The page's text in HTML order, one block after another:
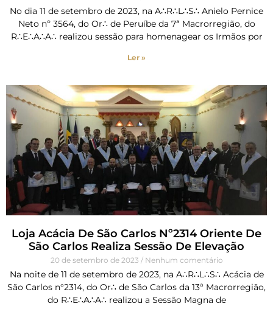
No dia 11 de setembro de 2023, na A∴R∴L∴S∴ Anielo Pernice
Neto nº 3564, do Or∴ de Peruíbe da 7ª Macrorregião, do
R∴E∴A∴A∴ realizou sessão para homenagear os Irmãos por
Ler »
Loja Acácia De São Carlos Nº2314 Oriente De
São Carlos Realiza Sessão De Elevação
20 de setembro de 2023 Nenhum comentário
Na noite de 11 de setembro de 2023, na A∴R∴L∴S∴ Acácia de
São Carlos n°2314, do Or∴ de São Carlos da 13ª Macrorregião,
do R∴E∴A∴A∴ realizou a Sessão Magna de